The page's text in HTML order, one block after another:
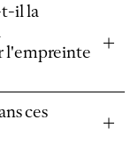
il la
l'empreinte
ces